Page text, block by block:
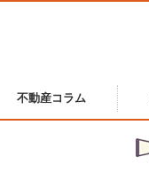
不動産コラム